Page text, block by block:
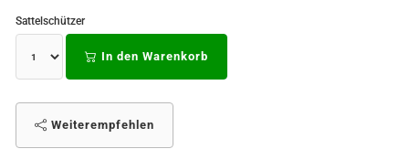
Sattelschützer
In den Warenkorb
Weiterempfehlen